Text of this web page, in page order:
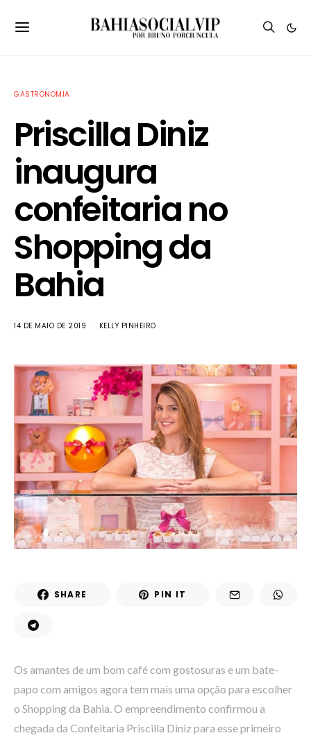
GASTRONOMIA
Priscilla Diniz
inaugura
confeitaria no
Shopping da
Bahia
14 DE MAIO DE 2019 KELLY PINHEIRO
SHARE PIN IT
Os amantes de um bom café com gostosuras e um bate-
papo com amigos agora tem mais uma opção para escolher
o Shopping da Bahia. O empreendimento confirmou a
chegada da Confeitaria Priscilla Diniz para esse primeiro